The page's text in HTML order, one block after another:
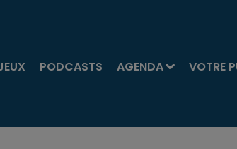
PODCASTS AGENDA VOTRE